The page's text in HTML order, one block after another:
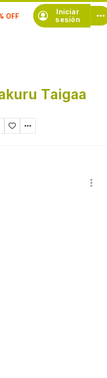
Iniciar
sesión
Taigaa